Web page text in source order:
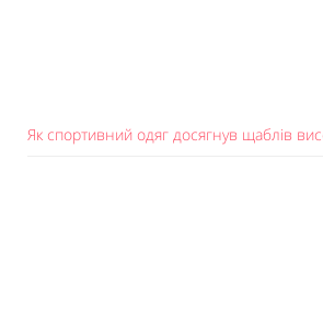
Як спортивний одяг досягнув щаблів